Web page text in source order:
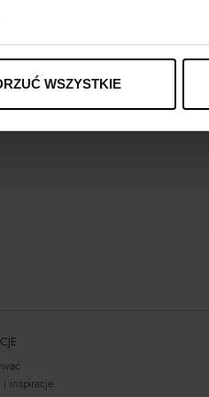
WSZYSTKIE
inspiracje